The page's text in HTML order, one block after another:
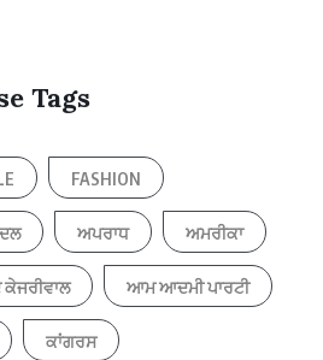
Tags
FASHION
ਅਪਰਾਧ ਅਮਰੀਕਾ
ਆਮ ਆਦਮੀ ਪਾਰਟੀ
ਕਾਂਗਰਸ